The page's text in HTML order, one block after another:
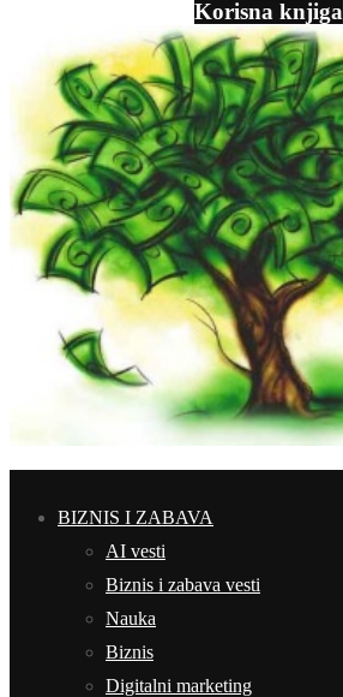
Korisna knjiga
BIZNIS I ZABAVA
AI vesti
Biznis i zabava vesti
Nauka
Biznis
Digitalni marketing